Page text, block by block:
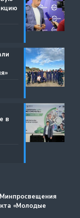
услуги
с
в
«Молодые